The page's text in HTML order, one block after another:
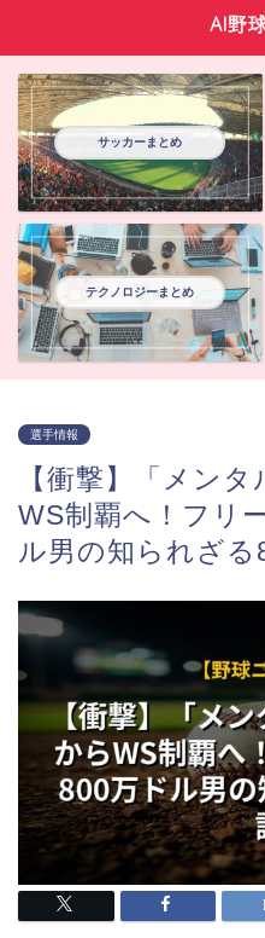
AI野
サッカーまとめ
テクノロジーまとめ
選手情報
【衝撃】「メン
WS制覇へ！フリ
ル男の知られざる